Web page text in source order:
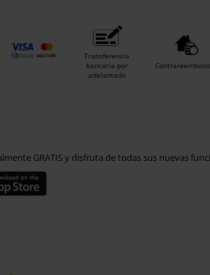
Transferencia
bancaria por
adelantado
GRATIS y disfruta de todas sus nuevas